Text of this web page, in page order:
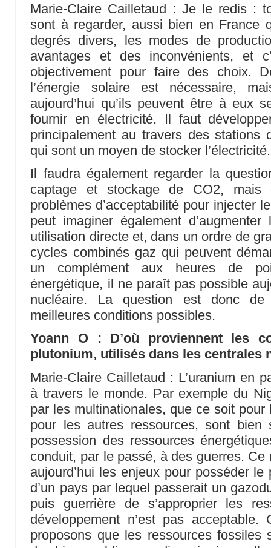
Marie-Claire Cailletaud : Je le redis :
sont à regarder, aussi bien en France
degrés divers, les modes de
avantages et des inconvénients, et
objectivement pour faire des choix.
l’énergie solaire est nécessaire,
aujourd’hui qu’ils peuvent être à eux
fournir en électricité. Il faut
principalement au travers des stations
qui sont un moyen de stocker l’électricité.
Il faudra également regarder la
captage et stockage de CO2, mais
problèmes d’acceptabilité pour injecter
peut imaginer également
utilisation directe et, dans un ordre de
cycles combinés gaz qui peuvent
un complément aux heures de
énergétique, il ne paraît pas possible
nucléaire. La question est donc
meilleures conditions possibles.
Yoann O : D’où proviennent les
plutonium, utilisés dans les centrales
Marie-Claire Cailletaud : L’uranium en
à travers le monde. Par exemple du
par les multinationales, que ce soit pour
pour les autres ressources, sont bien
possession des ressources
conduit, par le passé, à des guerres. Ce
aujourd’hui les enjeux pour posséder
d’un pays par lequel passerait un
puis guerrière de s’approprier les
développement n’est pas
proposons que les ressources fossiles